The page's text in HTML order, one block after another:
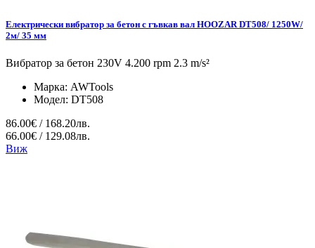
Електрически вибратор за бетон с гъвкав вал HOOZAR DT508/ 1250W/
2м/ 35 мм
Вибратор за бетон 230V 4.200 rpm 2.3 m/s²
Марка: AWTools
Модел: DT508
86.00€ / 168.20лв.
66.00€ / 129.08лв.
Виж